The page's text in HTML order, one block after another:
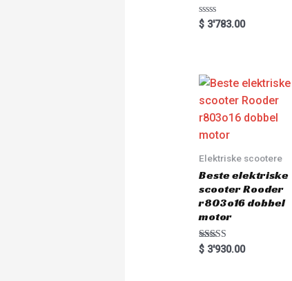
Rated
0
$3'783.00
Elektriske scootere
Beste elektriske
scooter Rooder
r803o16 dobbel
motor
Rated
5.00
$3'930.00